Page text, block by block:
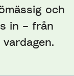
och
in – från